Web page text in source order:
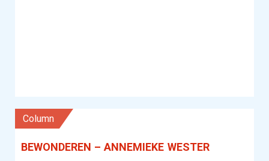
column
BEWONDEREN – ANNEMIEKE WESTER